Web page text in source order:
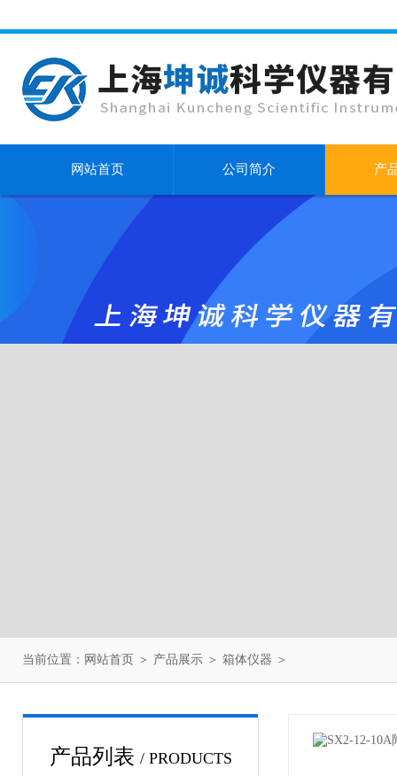
网站首页 公司简介 产
当前位置： 网站首页 ＞ 产品展示 ＞ 箱体仪器 ＞
产品列表 / PRODUCTS